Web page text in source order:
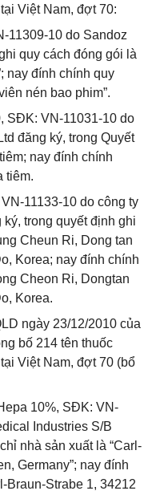
Việt Nam, đợt 70:
11309-10 do Sandoz
quy cách đóng gói là
nay đính chính quy
nén bao phim”.
SĐK: VN-11031-10 do
đăng ký, trong Quyết
nay đính chính
tiêm.
11133-10 do công ty
trong quyết định ghi
Cheun Ri, Dong tan
Korea; nay đính chính
Cheon Ri, Dongtan
Korea.
ngày 23/12/2010 của
bố 214 tên thuốc
Việt Nam, đợt 70 (bổ
10%, SĐK: VN-
Industries S/B
nhà sản xuất là “Carl-
Germany”; nay đính
Braun-Strabe 1, 34212